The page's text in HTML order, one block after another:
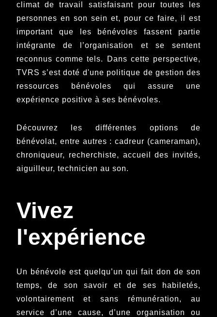
climat de travail satisfaisant pour toutes les
personnes en son sein et, pour ce faire, il est
important que les bénévoles fassent partie
intégrante de l’organisation et se sentent
reconnus comme tels. Dans cette perspective,
TVRS s’est doté d'une politique de gestion des
ressources bénévoles qui assure une
expérience positive à ses bénévoles.
Découvrez les différentes options de
bénévolat, entre autres : cadreur (cameraman),
chroniqueur, recherchiste, accueil des invités,
aiguilleur, technicien au son.
Vivez
l'expérience
Un bénévole est quelqu’un qui fait don de son
temps, de son savoir et de ses habiletés,
volontairement et sans rémunération, au
service d’une cause, d’une organisation ou